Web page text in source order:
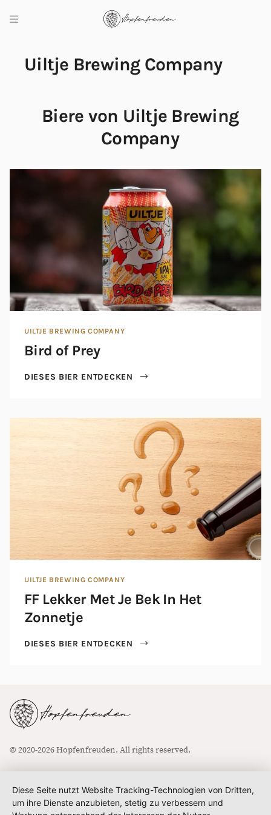
Uiltje Brewing Company
Biere von Uiltje Brewing
Company
UILTJE BREWING COMPANY
Bird of Prey
DIESES BIER ENTDECKEN
UILTJE BREWING COMPANY
FF Lekker Met Je Bek In Het
Zonnetje
DIESES BIER ENTDECKEN
© 2020-2026 Hopfenfreuden. All rights reserved.
Diese Seite nutzt Website Tracking-Technologien von Dritten,
um ihre Dienste anzubieten, stetig zu verbessern und